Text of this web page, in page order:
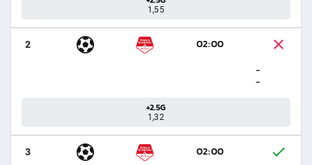
1,55
2
02:00
-
-
+2.5G
1,32
3
02:00